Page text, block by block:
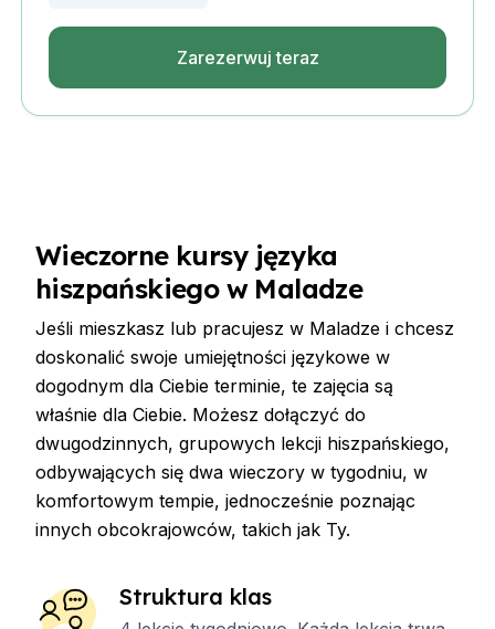
Zarezerwuj teraz
Wieczorne kursy języka
hiszpańskiego w Maladze
Jeśli mieszkasz lub pracujesz w Maladze i chcesz
doskonalić swoje umiejętności językowe w
dogodnym dla Ciebie terminie, te zajęcia są
właśnie dla Ciebie. Możesz dołączyć do
dwugodzinnych, grupowych lekcji hiszpańskiego,
odbywających się dwa wieczory w tygodniu, w
komfortowym tempie, jednocześnie poznając
innych obcokrajowców, takich jak Ty.
Struktura klas